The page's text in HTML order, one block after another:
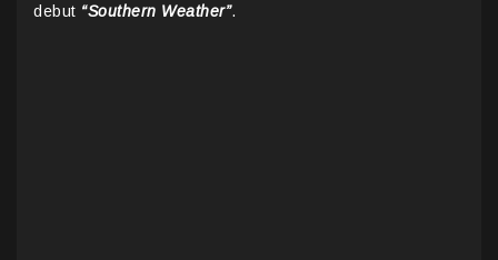
debut “Southern Weather”.